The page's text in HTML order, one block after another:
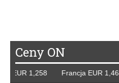
Ceny ON
1,258 Francja EUR 1,468